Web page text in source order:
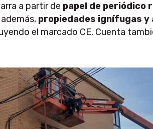
a partir de papel de periódico
propiedades ignífugas
el marcado CE. Cuenta